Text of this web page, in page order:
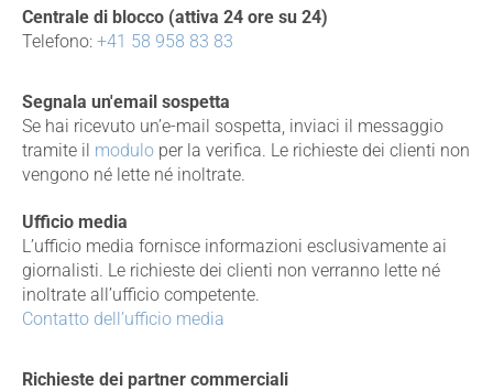
Centrale di blocco (attiva 24 ore su 24)
Telefono: +41 58 958 83 83
Segnala un'email sospetta
Se hai ricevuto un’e-mail sospetta, inviaci il messaggio
tramite il modulo per la verifica. Le richieste dei clienti non
vengono né lette né inoltrate.
Ufficio media
L’ufficio media fornisce informazioni esclusivamente ai
giornalisti. Le richieste dei clienti non verranno lette né
inoltrate all’ufficio competente.
Contatto dell’ufficio media
Richieste dei partner commerciali